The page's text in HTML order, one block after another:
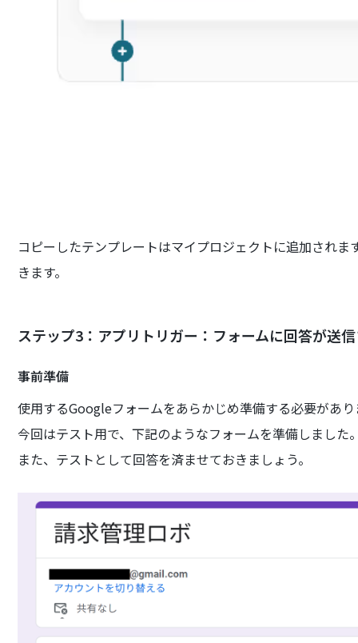
コピーしたテンプレートはマイプロジェクトに追加され
きます。
ステップ3：アプリトリガー：フォームに回答が送
事前準備
使用するGoogleフォームをあらかじめ準備する必要があり
今回はテスト用で、下記のようなフォームを準備しました
また、テストとして回答を済ませておきましょう。